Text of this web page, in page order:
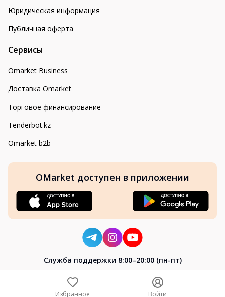
Юридическая информация
Публичная оферта
Сервисы
Omarket Business
Доставка Omarket
Торговое финансирование
Tenderbot.kz
Omarket b2b
OMarket доступен в приложении
Cлужба поддержки 8:00–20:00 (пн-пт)
Избранное Войти